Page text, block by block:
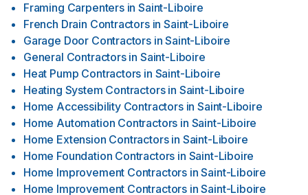
Framing Carpenters in Saint-Liboire
French Drain Contractors in Saint-Liboire
Garage Door Contractors in Saint-Liboire
General Contractors in Saint-Liboire
Heat Pump Contractors in Saint-Liboire
Heating System Contractors in Saint-Liboire
Home Accessibility Contractors in Saint-Liboire
Home Automation Contractors in Saint-Liboire
Home Extension Contractors in Saint-Liboire
Home Foundation Contractors in Saint-Liboire
Home Improvement Contractors in Saint-Liboire
Home Improvement Contractors in Saint-Liboire